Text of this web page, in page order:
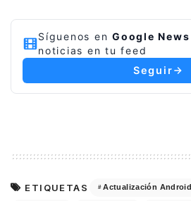
Síguenos en Google News
noticias en tu feed
Seguir
ETIQUETAS Actualización Android